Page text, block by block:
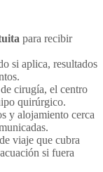
para recibir
si aplica, resultados
cirugía, el centro
quirúrgico.
y alojamiento cerca
viaje que cubra
si fuera